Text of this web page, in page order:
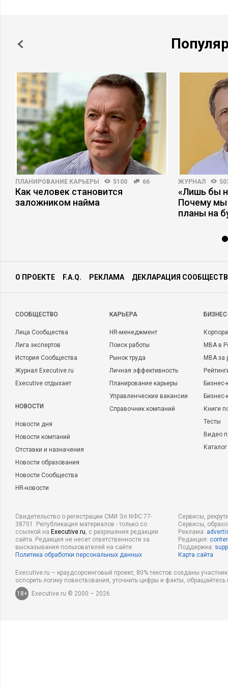
ПЛАНИРОВАНИЕ КАРЬЕРЫ 5100 66
Как человек становится
заложником найма
ЖУРНАЛ
«Лишь бы
Почему мы
планы на
О ПРОЕКТЕ F.A.Q. РЕКЛАМА ДЕКЛАРАЦИЯ
CООБЩЕСТВО
Лица Сообщества
Лига экспертов
История Сообщества
Журнал Executive.ru
Executive отдыхает
НОВОСТИ
Новости дня
Новости компаний
Отставки и назначения
Новости образования
Новости Сообщества
HR-новости
КАРЬЕРА
HR-менеджмент
Поиск работы
Рынок труда
Личная эффективность
Планирование карьеры
Управленческие вакансии
Справочник компаний
MBA в
MBA
Бизнес-
Книги
Тесты
Видео
Свидетельство о регистрации СМИ Эл NФС 77-
38751. Републикация материалов - только со
ссылкой на Executive.ru, с разрешения редакции
сайта. Редакция не несет ответственности за
высказывания пользователей на сайте.
Политика обработки персональных данных
Сервисы,
Сервисы,
Реклама:
Редакция:
Поддержка:
Карта сайта
Executive.ru – краудсорсинговый проект, 80% текстов созданы
оспорить логику повествования, уточнить цифры и факты,
18+
Executive.ru © 2000 – 2026.